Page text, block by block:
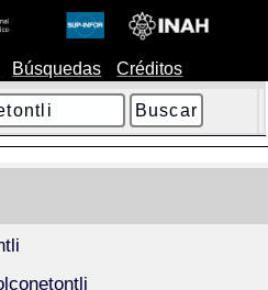
Búsquedas Créditos